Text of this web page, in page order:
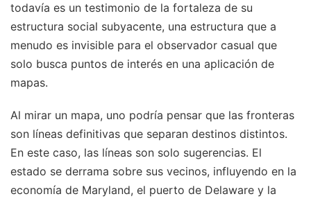
todavía es un testimonio de la fortaleza de su
estructura social subyacente, una estructura que a
menudo es invisible para el observador casual que
solo busca puntos de interés en una aplicación de
mapas.
Al mirar un mapa, uno podría pensar que las fronteras
son líneas definitivas que separan destinos distintos.
En este caso, las líneas son solo sugerencias. El
estado se derrama sobre sus vecinos, influyendo en la
economía de Maryland, el puerto de Delaware y la